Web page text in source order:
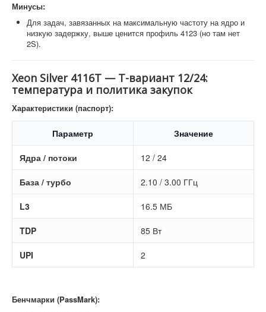
Минусы:
Для задач, завязанных на максимальную частоту на ядро и
низкую задержку, выше ценится профиль 4123 (но там нет
2S).
Xeon Silver 4116T — T-вариант 12/24:
температура и политика закупок
Характеристики (паспорт):
Параметр Значение
Ядра / потоки 12 / 24
База / турбо 2.10 / 3.00 ГГц
L3 16.5 МБ
TDP 85 Вт
UPI 2
Бенчмарки (PassMark):